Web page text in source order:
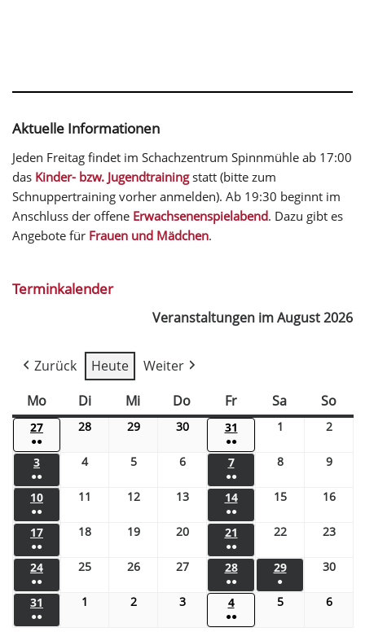
Aktuelle Informationen
Jeden Freitag findet im Schachzentrum Spinnmühle ab 17:00
das Kinder- bzw. Jugendtrainingstatt (bitte zum
Schnuppertraining vorher anmelden). Ab 19:30 beginnt im
Anschluss der offene Erwachsenenspielabend. Dazu gibt es
Angebote für Frauen und Mädchen.
Terminkalender
Veranstaltungen im August 2026
Zurück Heute
Weiter
Mo
Di Mi Do Fr Sa So
27
●●
28 29 30 31
●●
1 2
3
●●
4 5 6 7
●●
8 9
10
●●
11 12 13 14
●●
15 16
17
●●
18 19 20 21
●●
22 23
24
●●
25 26 27 28
●●
29
●
30
31
●●
1 2 3 4
●●
5 6